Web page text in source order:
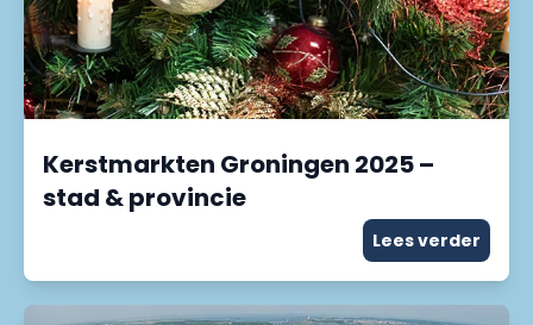
Kerstmarkten Groningen 2025 –
stad & provincie
Lees verder